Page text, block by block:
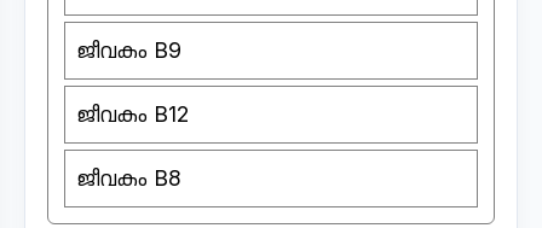
ജീവകം B9
ജീവകം B12
ജീവകം B8